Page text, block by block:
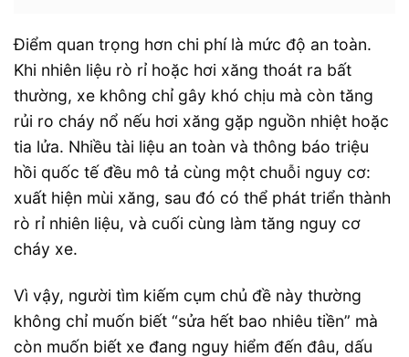
Điểm quan trọng hơn chi phí là mức độ an toàn.
Khi nhiên liệu rò rỉ hoặc hơi xăng thoát ra bất
thường, xe không chỉ gây khó chịu mà còn tăng
rủi ro cháy nổ nếu hơi xăng gặp nguồn nhiệt hoặc
tia lửa. Nhiều tài liệu an toàn và thông báo triệu
hồi quốc tế đều mô tả cùng một chuỗi nguy cơ:
xuất hiện mùi xăng, sau đó có thể phát triển thành
rò rỉ nhiên liệu, và cuối cùng làm tăng nguy cơ
cháy xe.
Vì vậy, người tìm kiếm cụm chủ đề này thường
không chỉ muốn biết “sửa hết bao nhiêu tiền” mà
còn muốn biết xe đang nguy hiểm đến đâu, dấu